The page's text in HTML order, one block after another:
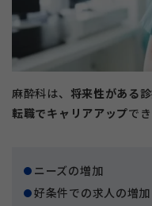
麻酔科は、 将来性がある
転職でキャリアアップで
ニーズの増加
好条件での求人の増加